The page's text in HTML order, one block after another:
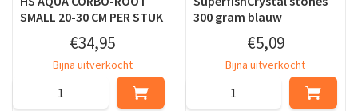
SMALL 20-30 CM PER STUK
€34,95
Bijna uitverkocht
300 gram blauw
€5,09
Bijna uitverkocht